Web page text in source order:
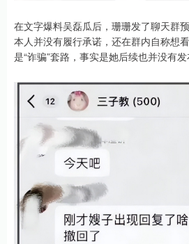
在文字爆料吴磊瓜后，珊珊发了聊天群
本人并没有履行承诺，还在群内自称想
是“诈骗”套路，事实是她后续也并没有发